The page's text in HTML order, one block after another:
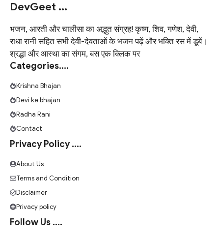
DevGeet ...
भजन, आरती और चालीसा का अद्भुत संग्रह! कृष्ण, शिव, गणेश, देवी,
राधा रानी सहित सभी देवी-देवताओं के भजन पढ़ें और भक्ति रस में डूबें।
श्रद्धा और आस्था का संगम, बस एक क्लिक पर
Categories....
Krishna Bhajan
Devi ke bhajan
Radha Rani
Contact
Privacy Policy ....
About Us
Terms and Condition
Disclaimer
Privacy policy
Follow Us ....